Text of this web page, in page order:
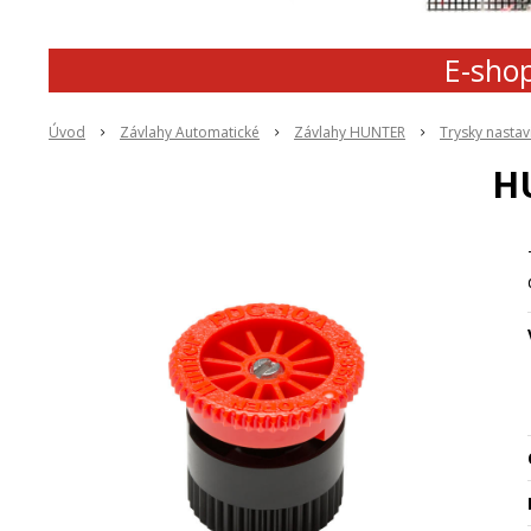
E-
Úvod Závlahy Automatické Závlahy HUNTER Trysky